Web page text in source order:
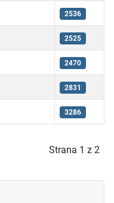
2536
2525
2470
2831
3286
Strana 1 z 2